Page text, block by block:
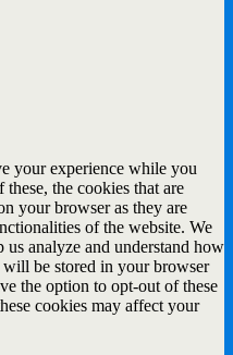
your experience while you
the cookies that are
your browser as they are
of the website. We
analyze and understand how
be stored in your browser
the option to opt-out of these
cookies may affect your